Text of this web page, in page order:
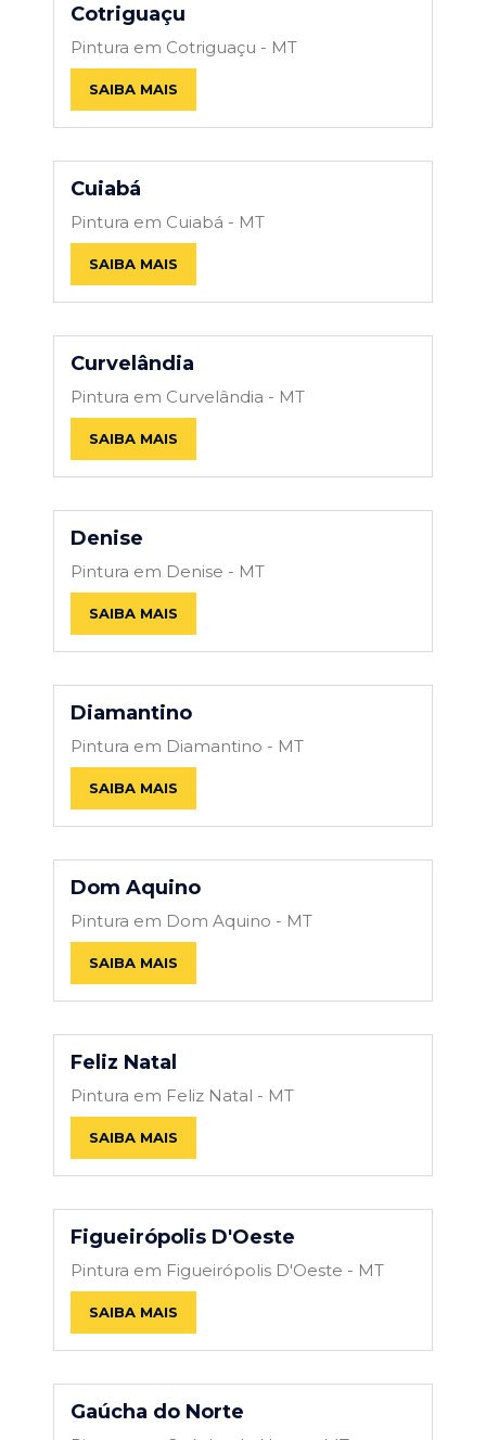
Cotriguaçu
Pintura em Cotriguaçu - MT
SAIBA MAIS
Cuiabá
Pintura em Cuiabá - MT
SAIBA MAIS
Curvelândia
Pintura em Curvelândia - MT
SAIBA MAIS
Denise
Pintura em Denise - MT
SAIBA MAIS
Diamantino
Pintura em Diamantino - MT
SAIBA MAIS
Dom Aquino
Pintura em Dom Aquino - MT
SAIBA MAIS
Feliz Natal
Pintura em Feliz Natal - MT
SAIBA MAIS
Figueirópolis D'Oeste
Pintura em Figueirópolis D'Oeste - MT
SAIBA MAIS
Gaúcha do Norte